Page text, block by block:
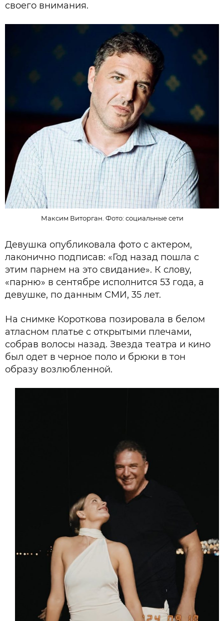
своего внимания.
Максим Виторган. Фото: социальные сети
Девушка опубликовала фото с актером,
лаконично подписав: «Год назад пошла с
этим парнем на это свидание». К слову,
«парню» в сентябре исполнится 53 года, а
девушке, по данным СМИ, 35 лет.
На снимке Короткова позировала в белом
атласном платье с открытыми плечами,
собрав волосы назад. Звезда театра и кино
был одет в черное поло и брюки в тон
образу возлюбленной.